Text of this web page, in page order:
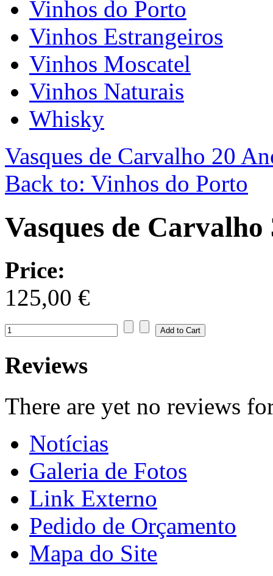
Vinhos do Porto
Vinhos Estrangeiros
Vinhos Moscatel
Vinhos Naturais
Whisky
Vasques de Carvalho 20
Back to: Vinhos do Porto
Vasques de Carvalho
Price:
125,00 €
Reviews
There are yet no reviews
Notícias
Galeria de Fotos
Link Externo
Pedido de Orçamento
Mapa do Site